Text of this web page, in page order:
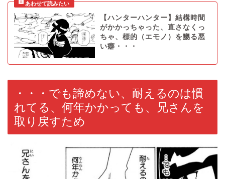
【ハンターハンター】結構時間
がかかっちゃった、直さなくっ
ちゃ、標的（エモノ）を嬲る悪
い癖・・・
・・・でも諦めない、耐えるのは慣
れてる、何年かかっても、兄さんを
取り戻すため